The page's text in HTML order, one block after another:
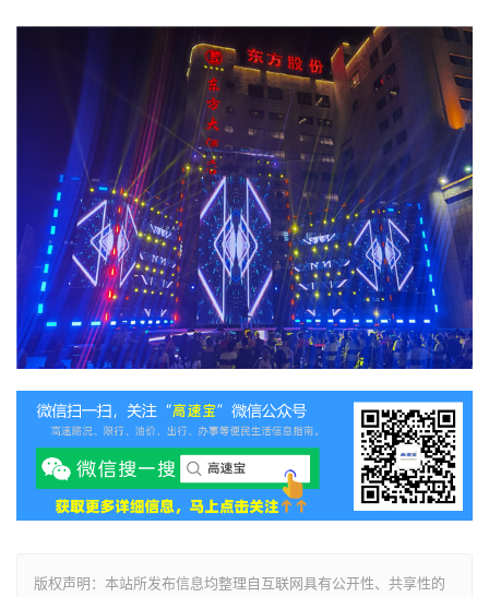
版权声明：本站所发布信息均整理自互联网具有公开性、共享性的